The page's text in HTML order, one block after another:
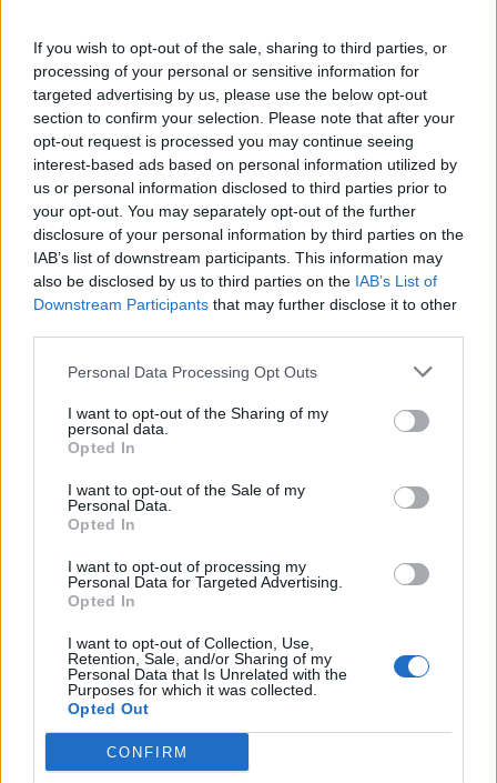
If you wish to opt-out of the sale, sharing to third parties, or
processing of your personal or sensitive information for
targeted advertising by us, please use the below opt-out
section to confirm your selection. Please note that after your
opt-out request is processed you may continue seeing
interest-based ads based on personal information utilized by
us or personal information disclosed to third parties prior to
your opt-out. You may separately opt-out of the further
disclosure of your personal information by third parties on the
IAB’s list of downstream participants. This information may
also be disclosed by us to third parties on the IAB’s List of
Downstream Participants that may further disclose it to other
Personal Data Processing Opt Outs
I want to opt-out of the Sharing of my
personal data.
Opted In
I want to opt-out of the Sale of my
Personal Data.
Opted In
I want to opt-out of processing my
Personal Data for Targeted Advertising.
Opted In
I want to opt-out of Collection, Use,
Retention, Sale, and/or Sharing of my
Personal Data that Is Unrelated with the
Purposes for which it was collected.
Opted Out
CONFIRM
SOUVISEJÍCÍ ČLÁNKY
VÍCE OD AUTORA
Zpravodajství
Většina koupališť na Příbramsku nabízí
výborné podmínky. Horší voda je jen na
Živohošti
Zpravodajství
Příbram modernizuje parkovací automaty.
Přibudou i tři nové poblíž Svaté Hory
Středočeský kraj upravil pravidla soutěže.
Obce nově získají body i za předcházení